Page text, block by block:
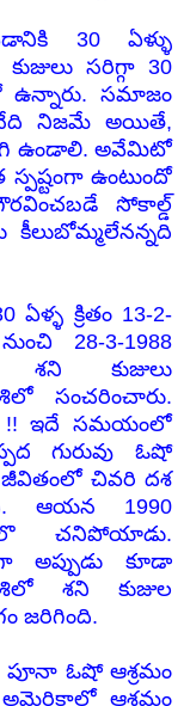
30 ఏళ్ళు
సరిగ్గా 30
ఉన్నారు. సమాజం
నిజమే అయితే,
ఉండాలి. అవేమిటో
ఉంటుందో
సోకాల్డ్
కీలుబోమ్మలేనన్నది
ఏళ్ళ క్రితం 13-2-
28-3-1988
శని కుజులు
సంచరించారు.
!! ఇదే సమయంలో
గురువు ఓషో
చివరి దశ
ఆయన 1990
చనిపోయాడు.
అప్పుడు కూడా
శని కుజుల
జరిగింది.
ఓషో ఆశ్రమం
అమెరికాలో ఆశ్రమం